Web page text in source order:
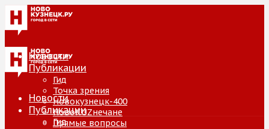
Новости
Публикации
Гид
Точка зрения
Новокузнецк-400
НовоKUZнечане
Прямые вопросы
Новости
Публикации
Гид